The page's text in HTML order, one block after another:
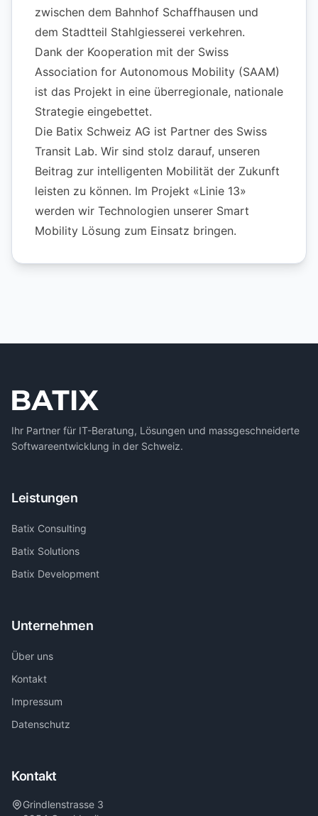
zwischen dem Bahnhof Schaffhausen und
dem Stadtteil Stahlgiesserei verkehren.
Dank der Kooperation mit der Swiss
Association for Autonomous Mobility (SAAM)
ist das Projekt in eine überregionale, nationale
Strategie eingebettet.
Die Batix Schweiz AG ist Partner des Swiss
Transit Lab. Wir sind stolz darauf, unseren
Beitrag zur intelligenten Mobilität der Zukunft
leisten zu können. Im Projekt «Linie 13»
werden wir Technologien unserer Smart
Mobility Lösung zum Einsatz bringen.
Ihr Partner für IT-Beratung, Lösungen und massgeschneiderte
Softwareentwicklung in der Schweiz.
Leistungen
Batix Consulting
Batix Solutions
Batix Development
Unternehmen
Über uns
Kontakt
Impressum
Datenschutz
Kontakt
Grindlenstrasse 3